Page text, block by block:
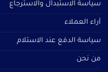
سياسة الاستبدال والاسترجاع
آراء العملاء
سياسة الدفع عند الاستلام
من نحن